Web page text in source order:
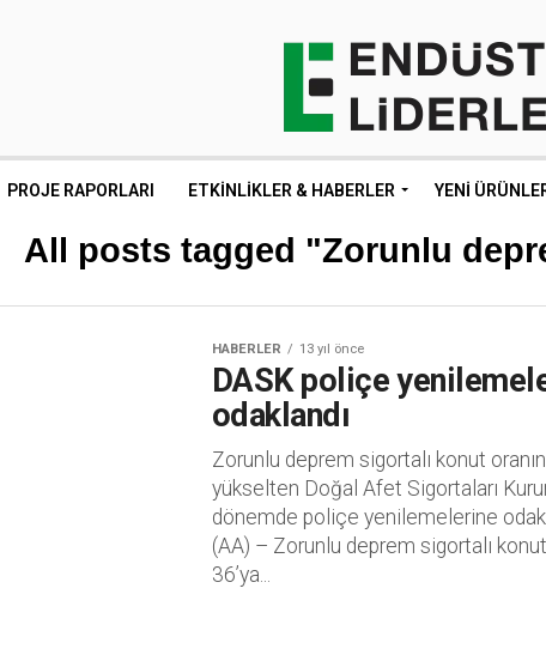
PROJE RAPORLARI ETKINLIKLER & HABERLER YENI
All posts tagged "Zorunlu
HABERLER 13 yıl önce
DASK poliçe
odaklandı
Zorunlu deprem sigortalı konut
yükselten Doğal Afet Sigortaları
dönemde poliçe yenilemelerine
(AA) – Zorunlu deprem sigortalı konut
36’ya...